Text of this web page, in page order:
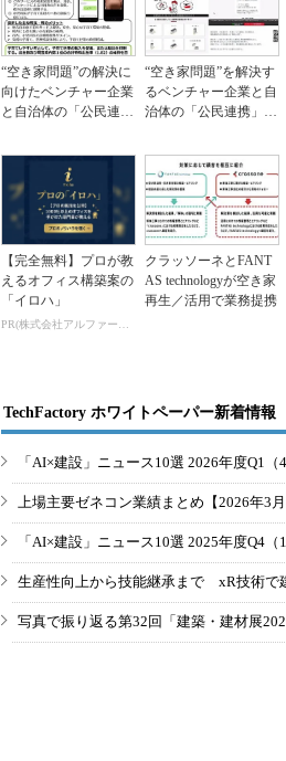
“空き家問題”の解決に
向けたベンチャー企業
と自治体の「公民連
“空き家問題”を解決す
るベンチャー企業と自
治体の「公民連携」最
【完全無料】プロが教
えるオフィス構築案の
「イロハ」
PR(株式会社アルファーテクノ)
クラッソーネとFANT
AS technologyが空き家
再生／活用で業務提携
TechFactory ホワイトペーパー新着情報
「AI×建設」ニュース10選 2026年度Q1（4
上場主要ゼネコン業績まとめ【2026年3月
「AI×建設」ニュース10選 2025年度Q4（1
生産性向上から技能継承まで xR技術で
写真で振り返る第32回「建築・建材展